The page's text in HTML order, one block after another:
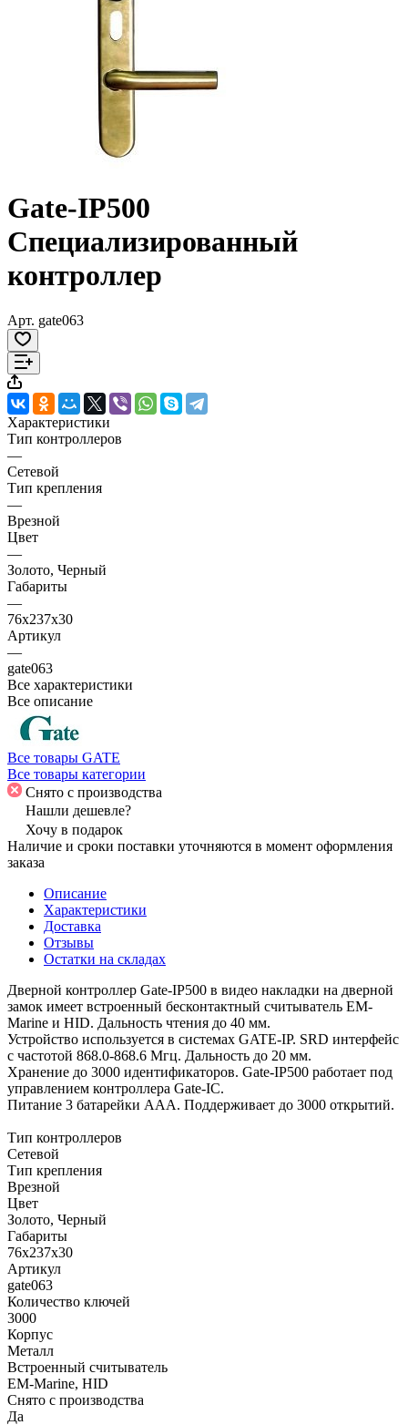
Gate-IP500
Специализированный
контроллер
Арт. gate063
Характеристики
Тип контроллеров
—
Сетевой
Тип крепления
—
Врезной
Цвет
—
Золото, Черный
Габариты
—
76x237x30
Артикул
—
gate063
Все характеристики
Все описание
Все товары GATE
Все товары категории
Снято с производства
Нашли дешевле?
Хочу в подарок
Наличие и сроки поставки уточняются в момент оформления
заказа
Описание
Характеристики
Доставка
Отзывы
Остатки на складах
Дверной контроллер Gate-IP500 в видео накладки на дверной
замок имеет встроенный бесконтактный считыватель EM-
Marine и HID. Дальность чтения до 40 мм.
Устройство используется в системах GATE-IP. SRD интерфейс
с частотой 868.0-868.6 Мгц. Дальность до 20 мм.
Хранение до 3000 идентификаторов. Gate-IP500 работает под
управлением контроллера Gate-IC.
Питание 3 батарейки ААА. Поддерживает до 3000 открытий.
Тип контроллеров
Сетевой
Тип крепления
Врезной
Цвет
Золото, Черный
Габариты
76x237x30
Артикул
gate063
Количество ключей
3000
Корпус
Металл
Встроенный считыватель
EM-Marine, HID
Снято с производства
Да